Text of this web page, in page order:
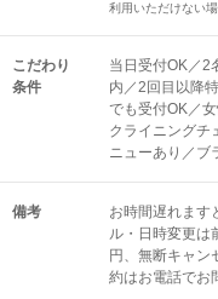
利用いただけない
こだわり
条件
当日受付OK／2
内／2回目以降
でも受付OK／
クライニングチ
ニューあり／ブ
備考
お時間遅れます
ル・日時変更は
円、無断キャ
約はお電話でお